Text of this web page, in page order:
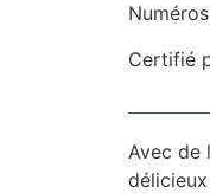
Certifié
Avec de